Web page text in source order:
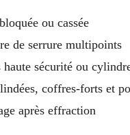
ou cassée
de serrure multipoints
haute sécurité ou
coffres-forts et
après effraction